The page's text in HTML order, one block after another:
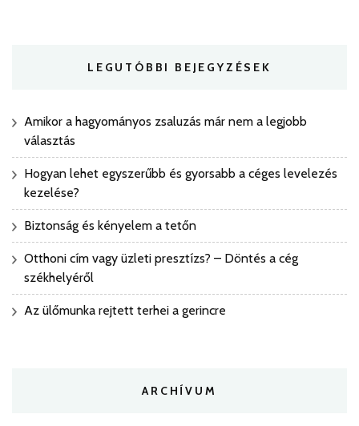
LEGUTÓBBI BEJEGYZÉSEK
Amikor a hagyományos zsaluzás már nem a legjobb
választás
Hogyan lehet egyszerűbb és gyorsabb a céges levelezés
kezelése?
Biztonság és kényelem a tetőn
Otthoni cím vagy üzleti presztízs? – Döntés a cég
székhelyéről
Az ülőmunka rejtett terhei a gerincre
ARCHÍVUM